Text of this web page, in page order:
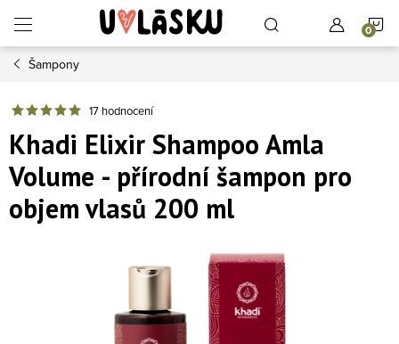
Šampony
17 hodnocení
Khadi Elixir Shampoo Amla
Volume - přírodní šampon pro
objem vlasů 200 ml